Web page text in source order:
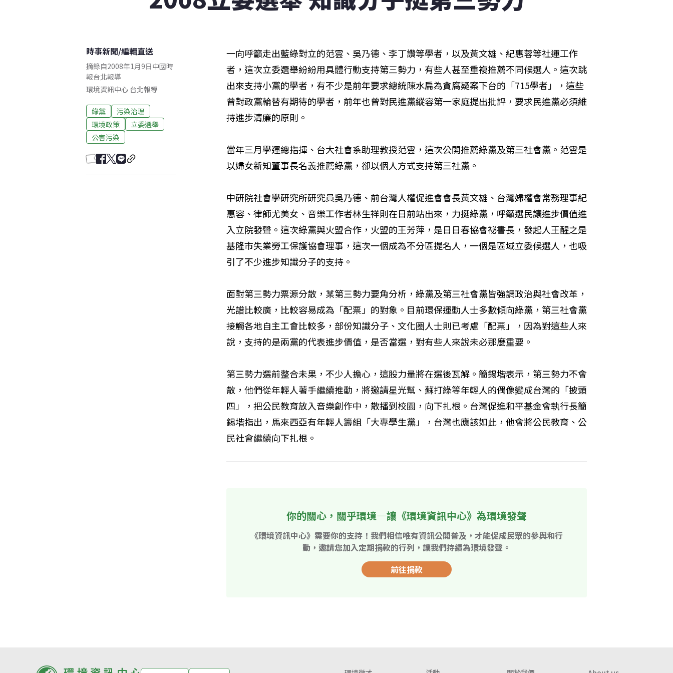
時事新聞/編輯直送
摘錄自2008年1月9日中國時
報台北報導
環境資訊中心 台北報導
綠黨
污染治理
環境政策
立委選舉
公害污染
一向呼籲走出藍綠對立的范雲、吳乃德、李丁讚等學者，以及黃文雄、紀惠蓉等社運工作
者，這次立委選舉紛紛用具體行動支持第三勢力，有些人甚至重複推薦不同候選人。這次跳
出來支持小黨的學者，有不少是前年要求總統陳水扁為貪腐疑案下台的「715學者」，這些
曾對政黨輪替有期待的學者，前年也曾對民進黨縱容第一家庭提出批評，要求民進黨必須維
持進步清廉的原則。
當年三月學運總指揮、台大社會系助理教授范雲，這次公開推薦綠黨及第三社會黨。范雲是
以婦女新知董事長名義推薦綠黨，卻以個人方式支持第三社黨。
中研院社會學研究所研究員吳乃德、前台灣人權促進會會長黃文雄、台灣婦權會常務理事紀
惠容、律師尤美女、音樂工作者林生祥則在日前站出來，力挺綠黨，呼籲選民讓進步價值進
入立院發聲。這次綠黨與火盟合作，火盟的王芳萍，是日日春協會祕書長，發起人王醒之是
基隆市失業勞工保護協會理事，這次一個成為不分區提名人，一個是區域立委候選人，也吸
引了不少進步知識分子的支持。
面對第三勢力票源分散，某第三勢力要角分析，綠黨及第三社會黨皆強調政治與社會改革，
光譜比較廣，比較容易成為「配票」的對象。目前環保運動人士多數傾向綠黨，第三社會黨
接觸各地自主工會比較多，部份知識分子、文化圈人士則已考慮「配票」，因為對這些人來
說，支持的是兩黨的代表進步價值，是否當選，對有些人來說未必那麼重要。
第三勢力選前整合未果，不少人擔心，這股力量將在選後瓦解。簡錫堦表示，第三勢力不會
散，他們從年輕人著手繼續推動，將邀請星光幫、蘇打綠等年輕人的偶像變成台灣的「披頭
四」，把公民教育放入音樂創作中，散播到校園，向下扎根。台灣促進和平基金會執行長簡
錫堦指出，馬來西亞有年輕人籌組「大專學生黨」，台灣也應該如此，他會將公民教育、公
民社會繼續向下扎根。
你的關心，關乎環境—讓《環境資訊中心》為環境發聲
《環境資訊中心》需要你的支持！我們相信唯有資訊公開普及，才能促成民眾的參與和行
動，邀請您加入定期捐款的行列，讓我們持續為環境發聲。
前往捐款